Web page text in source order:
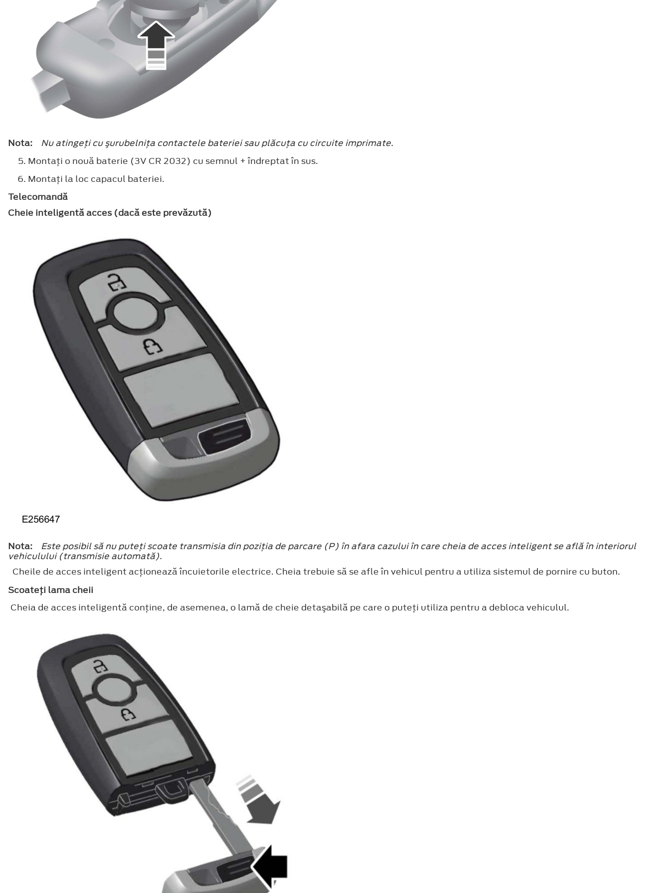
Nota:
Nu atingeţi cu şurubelniţa contactele bateriei sau plăcuţa cu circuite imprimate.
Montaţi o nouă baterie (3V CR 2032) cu semnul + îndreptat în sus.
Montaţi la loc capacul bateriei.
Telecomandă
Cheie inteligentă acces (dacă este prevăzută)
Nota:
Este posibil să nu puteţi scoate transmisia din poziţia de parcare (P) în afara cazului în care cheia de acces inteligent se află în interiorul
vehiculului (transmisie automată).
Cheile de acces inteligent acţionează încuietorile electrice. Cheia trebuie să se afle în vehicul pentru a utiliza sistemul de pornire cu buton.
Scoateţi lama cheii
Cheia de acces inteligentă conţine, de asemenea, o lamă de cheie detaşabilă pe care o puteţi utiliza pentru a debloca vehiculul.